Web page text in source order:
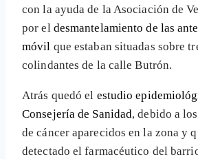
con la ayuda de la Asociación de
por el desmantelamiento de las
móvil que estaban situadas sobre
colindantes de la calle Butrón.
Atrás quedó el estudio
Consejería de Sanidad, debido a
de cáncer aparecidos en la zona y
detectado el farmacéutico del